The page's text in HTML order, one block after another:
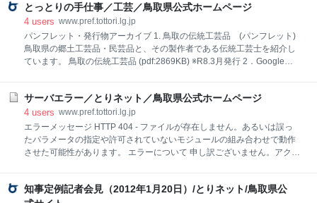
いかご確認ください。 「ホームへもどる」からトップページを表示し、
検索ボックスから検索をお願いします。 リンクをクリックしてこのペー
ジに到達された場合は、リンクが切れていますので、リンク元のアドレ
ス（本エラーページのアドレスではなく、クリックされたアドレス）を
担当の所属までご連絡くださいますようお願いします。 なお、担当の所
とっとりの手仕事／工芸／鳥取県公式ホームページ
4 users www.pref.tottori.lg.jp
パンフレット・発行物アーカイブ 1. 鳥取の伝統工芸品 (パンフレット)
鳥取県の郷土工芸品・民芸品と、その製作者である伝統工芸士を紹介し
ています。 鳥取の伝統工芸品 (pdf:2869KB) ※R8.3月発行 2．Google
Instituteサイト内で、鳥取の手仕事11種の製法・製作者・歴史などを紹
介しています。(動画あり) Google「日本の匠」鳥取県ページ(外部リン
ク) 【収録コンテンツ 計11】 ・因州和紙 青谷地区 ・因州和紙 佐
治地区 ・弓浜絣 ・淀江傘 ・鳥取の民藝 ・郷土玩具 ・大漁旗 ・
刃物鍛冶 ・木工芸 ・鹿野すげ笠 ・和太鼓 3．安西水丸さんがめぐ
サーバエラー／とりネット／鳥取県公式ホームページ
4 users www.pref.tottori.lg.jp
エラーメッセージ HTTP 404 - ファイルが存在しません。あるいは誤っ
たパラメータの指定や許可されていないモジュールの組み合わせで動作
させた可能性があります。 エラーについて 申し訳ございません。アクセ
願いします。 アドレス（URL）を直接入力された場合は、入力誤りがな
知事定例記者会見（2012年1月20日）/とりネット/鳥取県公